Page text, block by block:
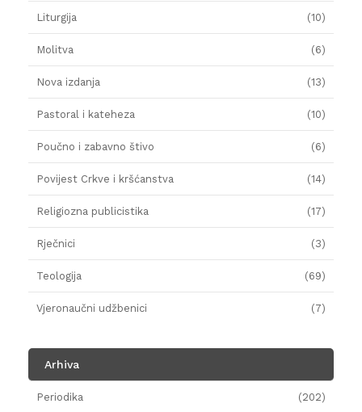
Liturgija (10)
Molitva (6)
Nova izdanja (13)
Pastoral i kateheza (10)
Poučno i zabavno štivo (6)
Povijest Crkve i kršćanstva (14)
Religiozna publicistika (17)
Rječnici (3)
Teologija (69)
Vjeronaučni udžbenici (7)
Arhiva
Periodika (202)